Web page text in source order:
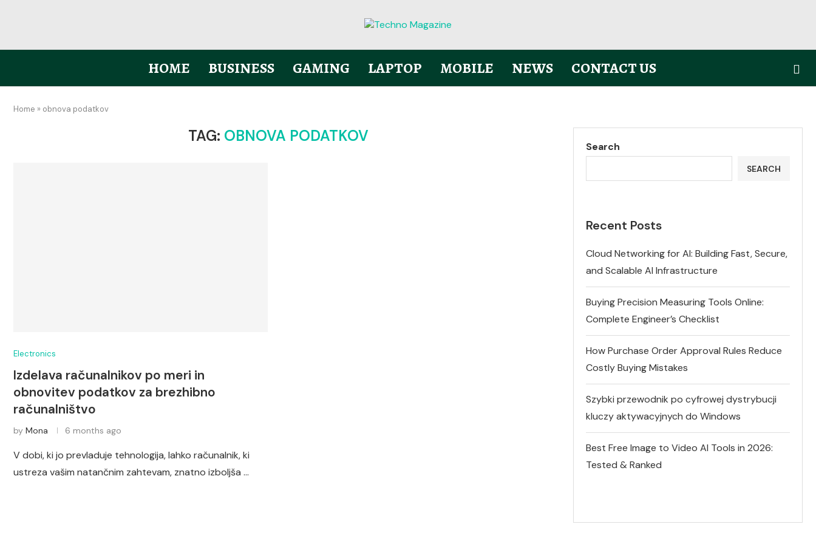
HOME BUSINESS GAMING LAPTOP MOBILE NEWS CONTACT US
Home » obnova podatkov
TAG: OBNOVA PODATKOV
Electronics
Izdelava računalnikov po meri in
obnovitev podatkov za brezhibno
računalništvo
by Mona 6 months ago
V dobi, ki jo prevladuje tehnologija, lahko računalnik, ki
ustreza vašim natančnim zahtevam, znatno izboljša …
Search
SEARCH
Recent Posts
Cloud Networking for AI: Building Fast, Secure,
and Scalable AI Infrastructure
Buying Precision Measuring Tools Online:
Complete Engineer’s Checklist
How Purchase Order Approval Rules Reduce
Costly Buying Mistakes
Szybki przewodnik po cyfrowej dystrybucji
kluczy aktywacyjnych do Windows
Best Free Image to Video AI Tools in 2026:
Tested & Ranked